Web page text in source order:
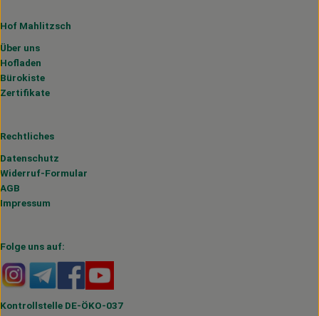
Hof Mahlitzsch
Über uns
Hofladen
Bürokiste
Zertifikate
Rechtliches
Datenschutz
Widerruf-Formular
AGB
Impressum
Folge uns auf:
Externer Link zu https://www.instagram.com/
Externer Link zu https://t.me/s/hofmahlitzsch
Externer Link zu https://www.facebook.com/
Kontrollstelle DE-ÖKO-037